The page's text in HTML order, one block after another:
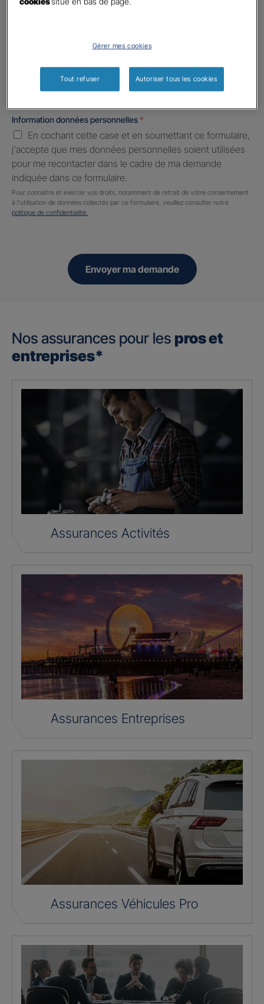
E-mail*
Informations complémentaires (facultatif)
Information données personnelles *
En cochant cette case et en soumettant ce formulaire,
j'accepte que mes données personnelles soient utilisées
pour me recontacter dans le cadre de ma demande
indiquée dans ce formulaire.
Pour connaitre et exercer vos droits, notamment de retrait de votre consentement
à l'utilisation de données collectés par ce formulaire, veuillez consulter notre
politique de confidentialité.
Envoyer ma demande
Nos assurances pour les pros et
entreprises*
Assurances Activités
Assurances Entreprises
Assurances Véhicules Pro
Gérer mes cookies
Tout refuser Autoriser tous les cookies